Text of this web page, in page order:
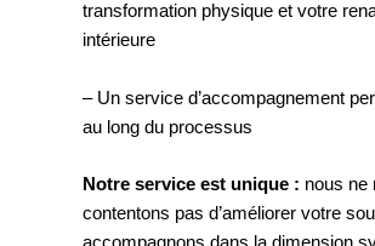
transformation physique et votre
intérieure
– Un service d’accompagnement
au long du processus
Notre service est unique : nous ne
contentons pas d’améliorer votre